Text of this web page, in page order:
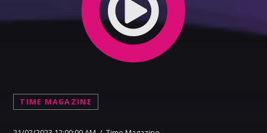
TIME MAGAZINE